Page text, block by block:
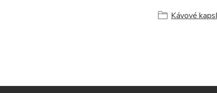
Kávové